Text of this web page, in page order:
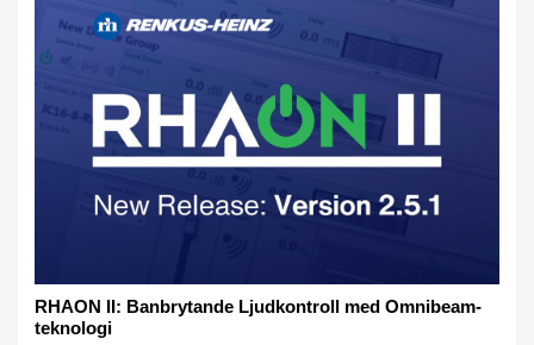
RHAON II: Banbrytande Ljudkontroll med Omnibeam-
teknologi